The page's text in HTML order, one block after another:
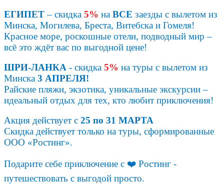
ЕГИПЕТ– скидка 5% на ВСЕ заезды с вылетом из
Минска, Могилева, Бреста, Витебска и Гомеля!
Красное море, роскошные отели, подводный мир –
всё это ждёт вас по выгодной цене!
ШРИ-ЛАНКА - скидка 5% на туры с вылетом из
Минска 3 АПРЕЛЯ!
Райские пляжи, экзотика, уникальные экскурсии –
идеальный отдых для тех, кто любит приключения!
Акция действует с 25 по 31 МАРТА
Скидка действует только на туры, сформированные
ООО «Ростинг».
Подарите себе приключение с ❤️ Ростинг -
путешествовать с выгодой просто.